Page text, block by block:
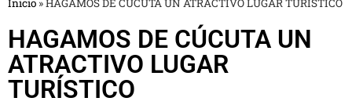
HAGAMOS DE CÚCUTA UN
ATRACTIVO LUGAR
TURÍSTICO